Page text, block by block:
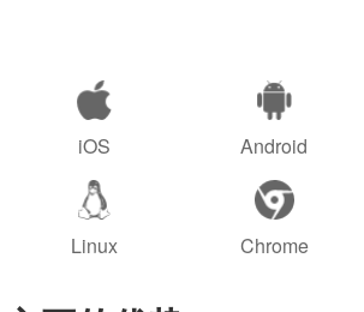
iOS Android
Linux Chrome